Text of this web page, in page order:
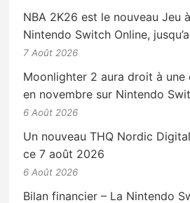
NBA 2K26 est le nouveau Jeu à
Nintendo Switch Online,
7 Août 2026
Moonlighter 2 aura droit à une
en novembre sur Nintendo
6 Août 2026
Un nouveau THQ Nordic
ce 7 août 2026
6 Août 2026
Bilan financier – La Nintendo